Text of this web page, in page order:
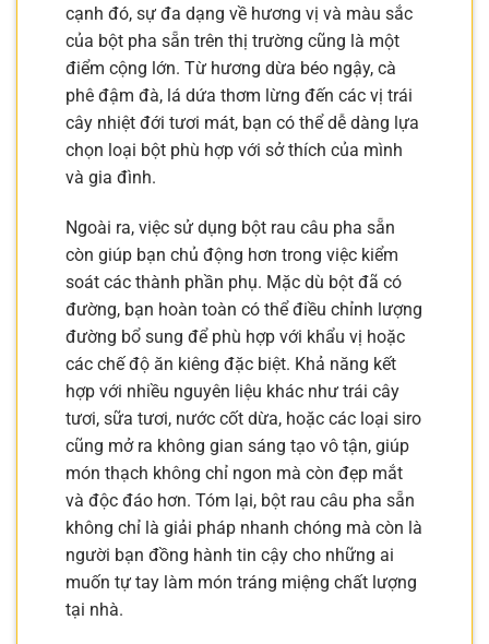
cạnh đó, sự đa dạng về hương vị và màu sắc
của bột pha sẵn trên thị trường cũng là một
điểm cộng lớn. Từ hương dừa béo ngậy, cà
phê đậm đà, lá dứa thơm lừng đến các vị trái
cây nhiệt đới tươi mát, bạn có thể dễ dàng lựa
chọn loại bột phù hợp với sở thích của mình
và gia đình.
Ngoài ra, việc sử dụng bột rau câu pha sẵn
còn giúp bạn chủ động hơn trong việc kiểm
soát các thành phần phụ. Mặc dù bột đã có
đường, bạn hoàn toàn có thể điều chỉnh lượng
đường bổ sung để phù hợp với khẩu vị hoặc
các chế độ ăn kiêng đặc biệt. Khả năng kết
hợp với nhiều nguyên liệu khác như trái cây
tươi, sữa tươi, nước cốt dừa, hoặc các loại siro
cũng mở ra không gian sáng tạo vô tận, giúp
món thạch không chỉ ngon mà còn đẹp mắt
và độc đáo hơn. Tóm lại, bột rau câu pha sẵn
không chỉ là giải pháp nhanh chóng mà còn là
người bạn đồng hành tin cậy cho những ai
muốn tự tay làm món tráng miệng chất lượng
tại nhà.